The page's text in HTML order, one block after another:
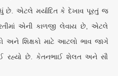
છે. એટલે મર્યાદિત કે દેખાવ પૂરતું જ
એની કાળજી લેવાય છે, એટલે
અને શિક્ષકો માટે આટલો ભાવ જાગે
રહ્યો છે. કેતનભાઈ શેલત અને સૌ